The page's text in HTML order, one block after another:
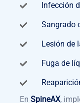
Infección
Sangrado
Lesión de
Fuga de
En SpineAX,